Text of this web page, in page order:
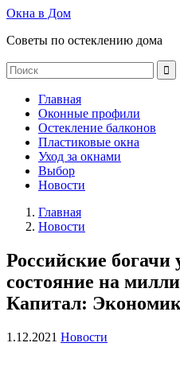
Окна в Дом
Советы по остеклению дома
Главная
Оконные профили
Остекление балконов
Пластиковые окна
Уход за окнами
Выбор
Новости
Главная
Новости
Российские богачи
состояние на
Капитал:
1.12.2021 Новости